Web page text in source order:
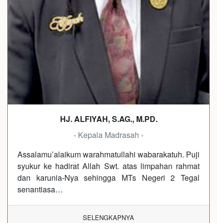
HJ. ALFIYAH, S.AG., M.PD.
- Kepala Madrasah -
Assalamu’alaikum warahmatullahi wabarakatuh. Puji
syukur ke hadirat Allah Swt. atas limpahan rahmat
dan karunia-Nya sehingga MTs Negeri 2 Tegal
senantiasa…
SELENGKAPNYA